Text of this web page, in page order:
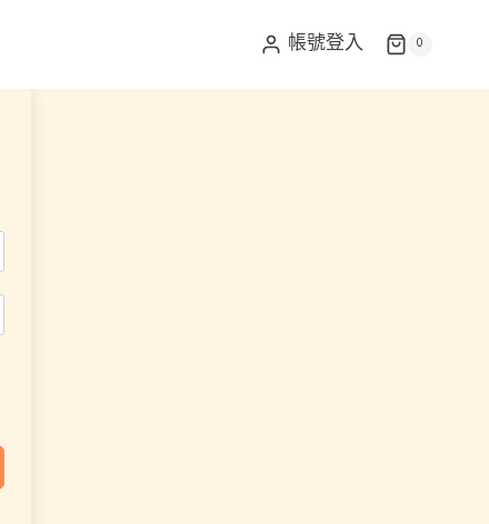
帳號登入 0